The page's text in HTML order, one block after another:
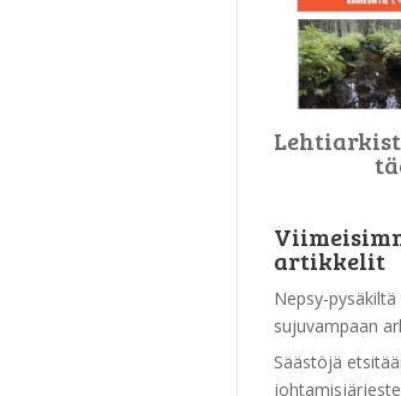
artikkelit
Nepsy-pysäkiltä
sujuvampaan
Säästöjä